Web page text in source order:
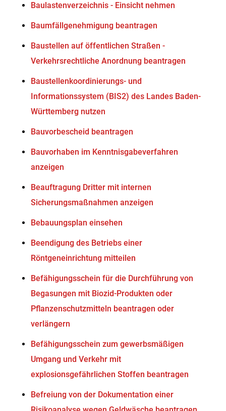
Baulastenverzeichnis - Einsicht nehmen
Baumfällgenehmigung beantragen
Baustellen auf öffentlichen Straßen -
Verkehrsrechtliche Anordnung beantragen
Baustellenkoordinierungs- und
Informationssystem (BIS2) des Landes Baden-
Württemberg nutzen
Bauvorbescheid beantragen
Bauvorhaben im Kenntnisgabeverfahren
anzeigen
Beauftragung Dritter mit internen
Sicherungsmaßnahmen anzeigen
Bebauungsplan einsehen
Beendigung des Betriebs einer
Röntgeneinrichtung mitteilen
Befähigungsschein für die Durchführung von
Begasungen mit Biozid-Produkten oder
Pflanzenschutzmitteln beantragen oder
verlängern
Befähigungsschein zum gewerbsmäßigen
Umgang und Verkehr mit
explosionsgefährlichen Stoffen beantragen
Befreiung von der Dokumentation einer